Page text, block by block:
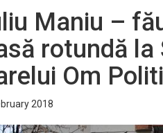
e
n
t
)
Maniu –
rotundă la
Om
2018